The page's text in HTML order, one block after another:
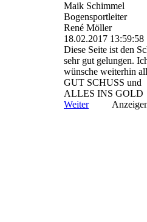
Maik Schimmel
Bogensportleiter
René Möller
18.02.2017 13:59:58
Diese Seite ist den
sehr gut gelungen.
wünsche weiterhin
GUT SCHUSS und
ALLES INS GOLD
Weiter